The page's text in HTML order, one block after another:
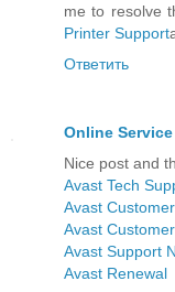
me to resolve
Printer Support
Ответить
Online Service
Nice post and
Avast Tech
Avast
Avast
Avast Support
Avast Renewal